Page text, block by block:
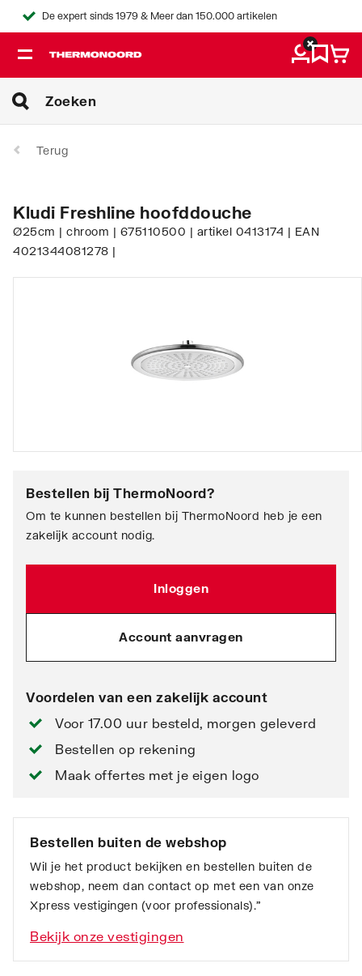
De expert sinds 1979 & Meer dan 150.000 artikelen
Terug
Kludi Freshline hoofddouche
Ø25cm | chroom | 675110500 | artikel 0413174 | EAN
4021344081278 |
Bestellen bij ThermoNoord?
Om te kunnen bestellen bij ThermoNoord heb je een
zakelijk account nodig.
Inloggen
Account aanvragen
Voordelen van een zakelijk account
Voor 17.00 uur besteld, morgen geleverd
Bestellen op rekening
Maak offertes met je eigen logo
Bestellen buiten de webshop
Wil je het product bekijken en bestellen buiten de
webshop, neem dan contact op met een van onze
Xpress vestigingen (voor professionals).”
Bekijk onze vestigingen